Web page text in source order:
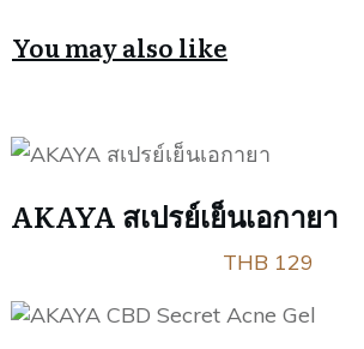
You may also like
AKAYA สเปรย์เย็นเอกายา
THB 129